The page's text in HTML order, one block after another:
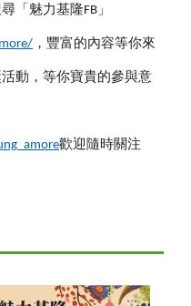
「魅力基隆FB」
，豐富的內容等你來
動，等你寶貴的參與意
歡迎隨時關注